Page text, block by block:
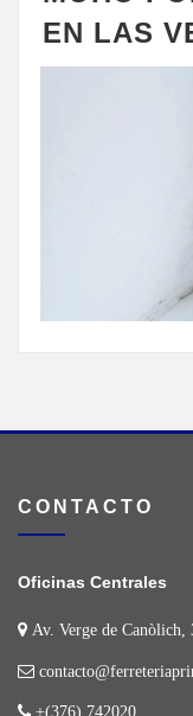
EN LAS
CONTACTO
Oficinas Centrales
Av. Verge de
+(376) 742020